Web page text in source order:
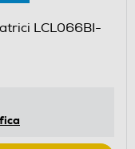
LCL066BI-